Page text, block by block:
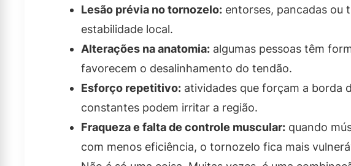
Lesão prévia no tornozelo: entorses, pancadas ou
estabilidade local.
Alterações na anatomia: algumas pessoas têm
favorecem o desalinhamento do tendão.
Esforço repetitivo: atividades que forçam a borda
constantes podem irritar a região.
Fraqueza e falta de controle muscular: quando
com menos eficiência, o tornozelo fica mais